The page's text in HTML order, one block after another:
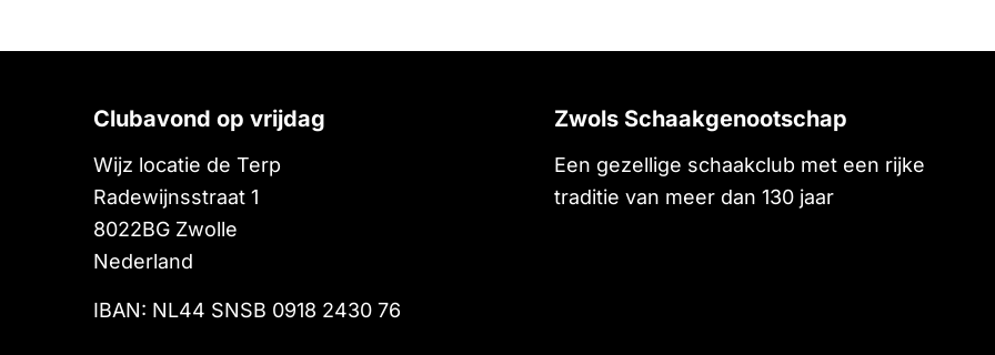
Clubavond op vrijdag
Wijz locatie de Terp
Radewijnsstraat 1
8022BG Zwolle
Nederland
IBAN: NL44 SNSB 0918 2430 76
Zwols Schaakgenootschap
Een gezellige schaakclub met een rijke
traditie van meer dan 130 jaar